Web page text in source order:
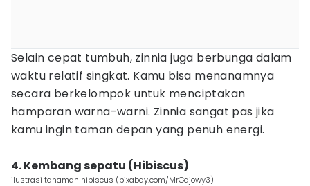
Selain cepat tumbuh, zinnia juga berbunga dalam
waktu relatif singkat. Kamu bisa menanamnya
secara berkelompok untuk menciptakan
hamparan warna-warni. Zinnia sangat pas jika
kamu ingin taman depan yang penuh energi.
4. Kembang sepatu (Hibiscus)
ilustrasi tanaman hibiscus (pixabay.com/MrGajowy3)